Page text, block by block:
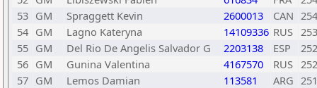
53 GM Spraggett Kevin 2600013 CAN
54 GM Lagno Kateryna 14109336 RUS
55 GM Del Rio De Angelis Salvador G 2203138 ESP
56 GM Gunina Valentina 4167570 RUS
57 GM Lemos Damian 113581 ARG